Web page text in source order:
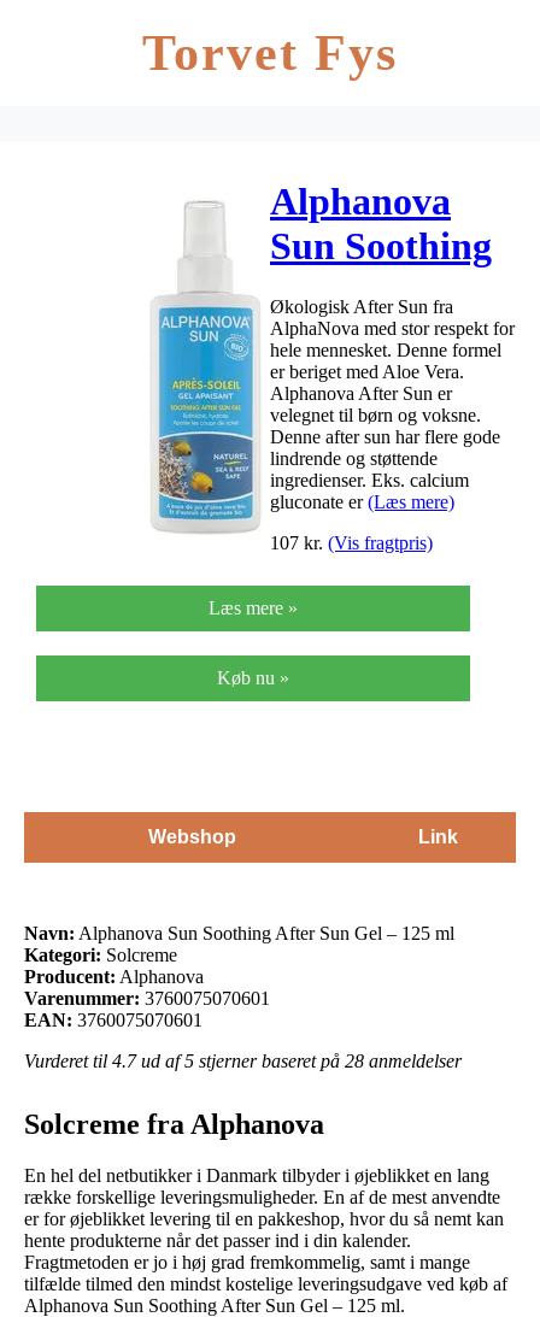
Torvet Fys
Alphanova
Sun Soothing
After Sun Gel
– 125 ml
Økologisk After Sun fra
AlphaNova med stor respekt for
hele mennesket. Denne formel
er beriget med Aloe Vera.
Alphanova After Sun er
velegnet til børn og voksne.
Denne after sun har flere gode
lindrende og støttende
ingredienser. Eks. calcium
gluconate er(Læs mere)
107 kr. (Vis fragtpris)
Læs mere »
Køb nu »
Webshop Link
Navn: Alphanova Sun Soothing After Sun Gel – 125 ml
Kategori: Solcreme
Producent: Alphanova
Varenummer: 3760075070601
EAN: 3760075070601
Vurderet til 4.7ud af 5 stjerner baseret på 28 anmeldelser
Solcreme fra Alphanova
En hel del netbutikker i Danmark tilbyder i øjeblikket en lang
række forskellige leveringsmuligheder. En af de mest anvendte
er for øjeblikket levering til en pakkeshop, hvor du så nemt kan
hente produkterne når det passer ind i din kalender.
Fragtmetoden er jo i høj grad fremkommelig, samt i mange
tilfælde tilmed den mindst kostelige leveringsudgave ved køb af
Alphanova Sun Soothing After Sun Gel – 125 ml.